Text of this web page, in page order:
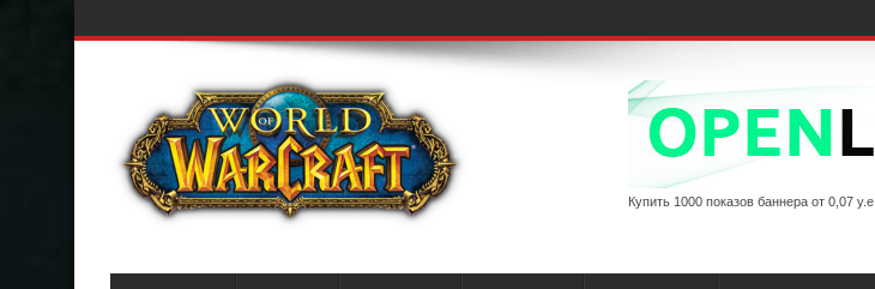
Купить 1000 показов баннера от 0,07 у.е.